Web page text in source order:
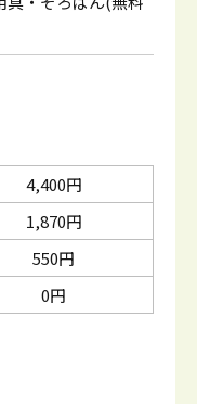
4,400円
1,870円
550円
0円